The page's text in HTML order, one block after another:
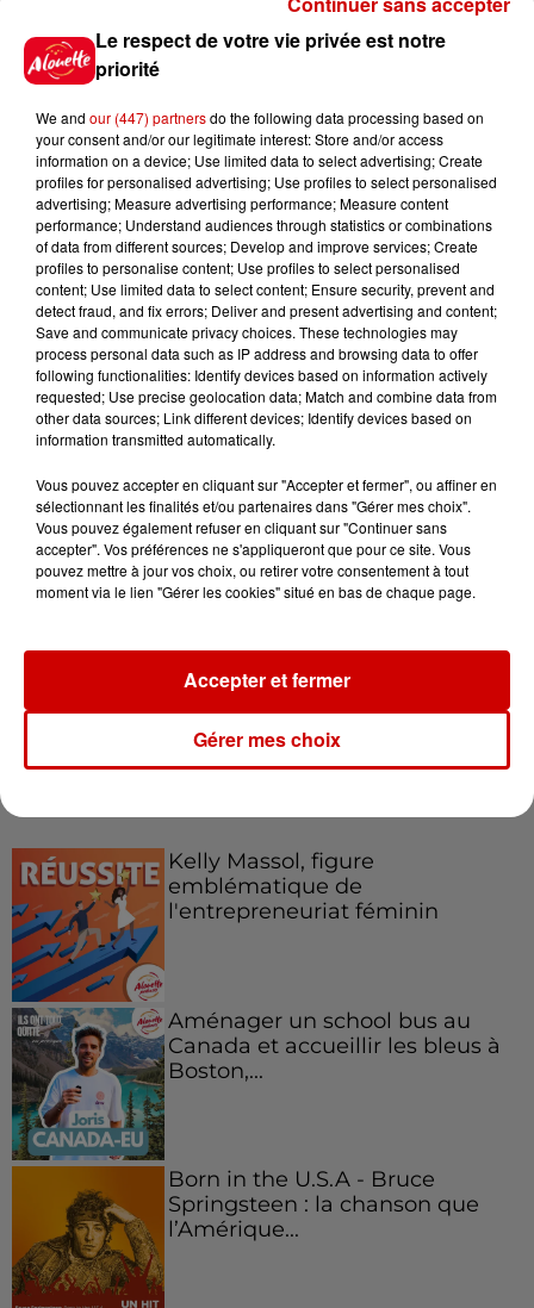
Jeux Voir plus
Gagnez vos places pour le
Festival du Roi Arthur 2026 !
Gagnez vos entrées pour le
Musée du Sport Automobile au
Mans !
Alouette vous invite à
Futuroscope Xperiences !
Le Duel - Gagnez votre balade
Kelly Massol, figure
emblématique de
l'entrepreneuriat féminin
Aménager un school bus au
Canada et accueillir les bleus à
Boston,...
Born in the U.S.A - Bruce
Springsteen : la chanson que
l’Amérique...
Le respect de votre vie privée est notre
priorité
We and our (447) partnersdo the following data processing based on
your consent and/or our legitimate interest: Store and/or access
information on a device; Use limited data to select advertising; Create
profiles for personalised advertising; Use profiles to select personalised
advertising; Measure advertising performance; Measure content
performance; Understand audiences through statistics or combinations
of data from different sources; Develop and improve services; Create
profiles to personalise content; Use profiles to select personalised
content; Use limited data to select content; Ensure security, prevent and
detect fraud, and fix errors; Deliver and present advertising and content;
Save and communicate privacy choices. These technologies may
process personal data such as IP address and browsing data to offer
following functionalities: Identify devices based on information actively
requested; Use precise geolocation data; Match and combine data from
other data sources; Link different devices; Identify devices based on
information transmitted automatically.
Vous pouvez accepter en cliquant sur "Accepter et fermer", ou affiner en
sélectionnant les finalités et/ou partenaires dans "Gérer mes choix".
Vous pouvez également refuser en cliquant sur "Continuer sans
accepter". Vos préférences ne s'appliqueront que pour ce site. Vous
pouvez mettre à jour vos choix, ou retirer votre consentement à tout
moment via le lien "Gérer les cookies" situé en bas de chaque page.
Gérer mes choix
Accepter et fermer